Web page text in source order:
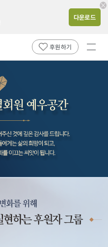
다운로드
후원하기
전체